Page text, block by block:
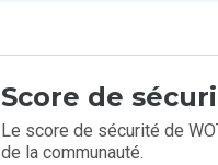
Score de
Le score de sécurité de
de la communauté.